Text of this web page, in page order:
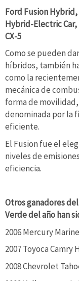
Ford Fusion Hybrid,
Hybrid-Electric Car,
CX-5
Como se pueden
híbridos, también
como la
mecánica de
forma de
denominada por la
eficiente.
El Fusion fue el
niveles de
eficiencia.
Otros ganadores
Verde del año han
2006 Mercury
2007 Toyoca Camry
2008 Chevrolet